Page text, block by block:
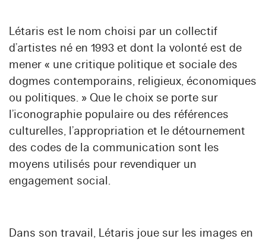
Létaris est le nom choisi par un collectif
d’artistes né en 1993 et dont la volonté est de
mener « une critique politique et sociale des
dogmes contemporains, religieux, économiques
ou politiques. » Que le choix se porte sur
l’iconographie populaire ou des références
culturelles, l’appropriation et le détournement
des codes de la communication sont les
moyens utilisés pour revendiquer un
engagement social.
Dans son travail, Létaris joue sur les images en